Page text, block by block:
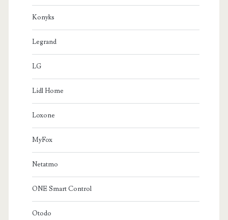
Konyks
Legrand
LG
Lidl Home
Loxone
MyFox
Netatmo
ONE Smart Control
Otodo